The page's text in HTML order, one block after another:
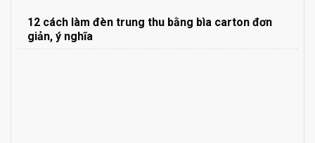
12 cách làm đèn trung thu bằng bìa carton đơn
giản, ý nghĩa